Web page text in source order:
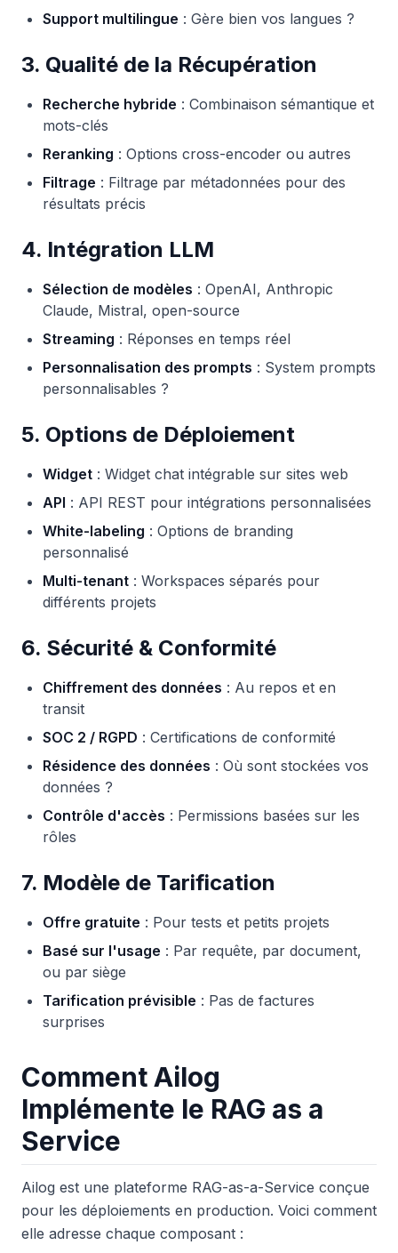
Support multilingue : Gère bien vos langues ?
3. Qualité de la Récupération
Recherche hybride : Combinaison sémantique et
mots-clés
Reranking : Options cross-encoder ou autres
Filtrage : Filtrage par métadonnées pour des
résultats précis
4. Intégration LLM
Sélection de modèles : OpenAI, Anthropic
Claude, Mistral, open-source
Streaming : Réponses en temps réel
Personnalisation des prompts : System prompts
personnalisables ?
5. Options de Déploiement
Widget : Widget chat intégrable sur sites web
API : API REST pour intégrations personnalisées
White-labeling : Options de branding
personnalisé
Multi-tenant : Workspaces séparés pour
différents projets
6. Sécurité & Conformité
Chiffrement des données : Au repos et en
transit
SOC 2 / RGPD : Certifications de conformité
Résidence des données : Où sont stockées vos
données ?
Contrôle d'accès : Permissions basées sur les
rôles
7. Modèle de Tarification
Offre gratuite : Pour tests et petits projets
Basé sur l'usage : Par requête, par document,
ou par siège
Tarification prévisible : Pas de factures
surprises
Comment Ailog
Implémente le RAG as a
Service
Ailog est une plateforme RAG-as-a-Service conçue
pour les déploiements en production. Voici comment
elle adresse chaque composant :